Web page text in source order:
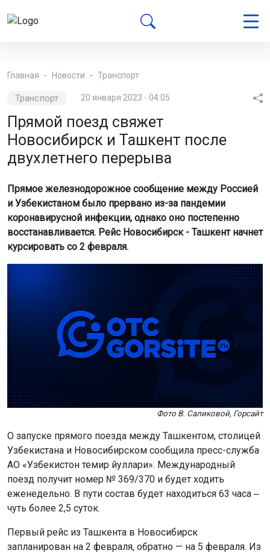
Главная Новости Транспорт
Транспорт 20 января 2023 - 04:05
Прямой поезд свяжет
Новосибирск и Ташкент после
двухлетнего перерыва
Прямое железнодорожное сообщение между Россией
и Узбекистаном было прервано из-за пандемии
коронавирусной инфекции, однако оно постепенно
восстанавливается. Рейс Новосибирск - Ташкент начнет
курсировать со 2 февраля.
Фото В. Саликовой, Горсайт
О запуске прямого поезда между Ташкентом, столицей
Узбекистана и Новосибирском сообщила пресс-служба
АО «Узбекистон темир йуллари». Международный
поезд получит номер № 369/370 и будет ходить
еженедельно. В пути состав будет находиться 63 часа ‒
чуть более 2,5 суток.
Первый рейс из Ташкента в Новосибирск
запланирован на 2 февраля, обратно — на 5 февраля. Из